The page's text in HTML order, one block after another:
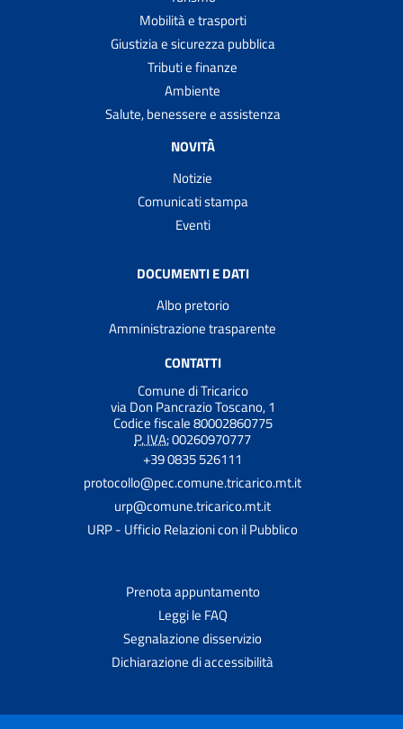
Mobilità e trasporti
Giustizia e sicurezza pubblica
Tributi e finanze
Ambiente
Salute, benessere e assistenza
NOVITÀ
Notizie
Comunicati stampa
Eventi
DOCUMENTI E DATI
Albo pretorio
Amministrazione trasparente
CONTATTI
Comune di Tricarico
via Don Pancrazio Toscano, 1
Codice fiscale 80002860775
P. IVA:00260970777
+39 0835 526111
protocollo@pec.comune.tricarico.mt.it
urp@comune.tricarico.mt.it
URP - Ufficio Relazioni con il Pubblico
Prenota appuntamento
Leggi le FAQ
Segnalazione disservizio
Dichiarazione di accessibilità